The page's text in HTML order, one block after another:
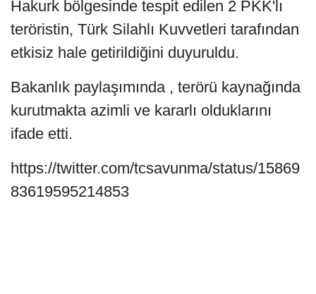
Hakurk bölgesinde tespit edilen 2 PKK'lı
teröristin, Türk Silahlı Kuvvetleri tarafından
etkisiz hale getirildiğini duyuruldu.
Bakanlık paylaşımında , terörü kaynağında
kurutmakta azimli ve kararlı olduklarını
ifade etti.
https://twitter.com/tcsavunma/status/15869
83619595214853